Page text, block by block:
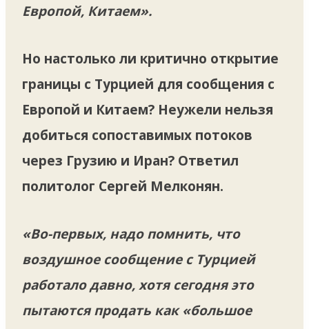
Европой, Китаем».
Но настолько ли критично открытие
границы с Турцией для сообщения с
Европой и Китаем? Неужели нельзя
добиться сопоставимых потоков
через Грузию и Иран? Ответил
политолог Сергей Мелконян.
«Во-первых, надо помнить, что
воздушное сообщение с Турцией
работало давно, хотя сегодня это
пытаются продать как «большое